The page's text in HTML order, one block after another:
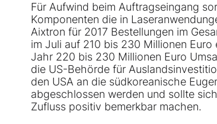
Für Aufwind beim Auftragseingang
Komponenten die in
Aixtron für 2017 Bestellungen im
im Juli auf 210 bis 230 Millionen
Jahr 220 bis 230 Millionen Euro
die US-Behörde für
den USA an die südkoreanische
abgeschlossen werden und sollte
Zufluss positiv bemerkbar machen.